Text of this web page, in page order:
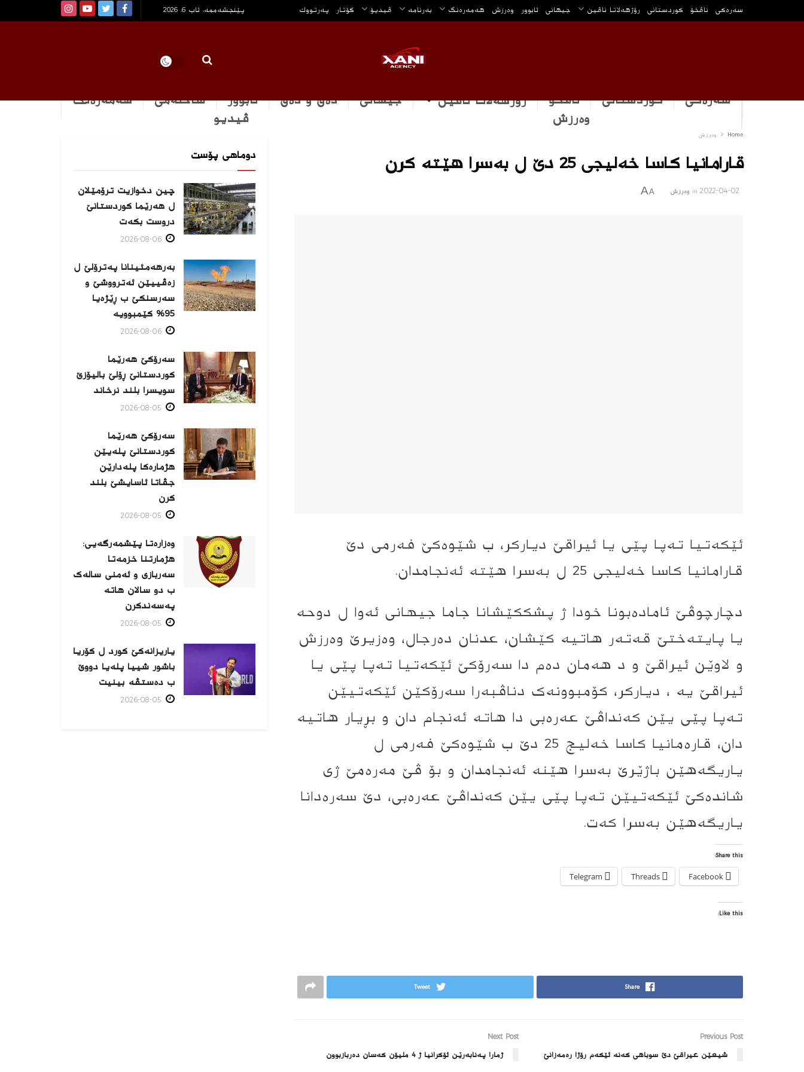
سه‌ره‌كی ناڤخۆ كوردستانى رۆژهه‌لاتا ناڤین جیهانی ئابوور وه‌رزش هه‌مه‌ره‌نگ بەرنامە ڤیدیۆ گۆتار په‌رتووك پێنجشەممە, ئاب 6, 2026
سەرەکی كوردستانى ناڤخۆ رۆژهه‌لاتا ناڤین جیهانی دەق و دەق ئابوور ساخله‌می
هه‌مه‌ره‌نگ
وه‌رزش
ڤیدیو
Home وه‌رزش
قارامانیا کاسا خەلیجی 25 دێ ل بەسرا هێتە کرن
2022-04-02
in وه‌رزش A
A
ئێکەتیا تەپا پێی یا ئیراقێ دیارکر، ب شێوەکێ فەرمی دێ
قارامانیا کاسا خەلیجی 25 ل بەسرا هێتە ئەنجامدان.
دچارچوڤێ ئاماده‌بونا خودا ژ پشککێشانا جاما جیهانی ئەوا ل دوحە
یا پایتەختێ قەتەر هاتیە کێشان، عدنان دەرجال، وەزیرێ وەرزش
و لاوێن ئیراقێ و د هەمان دەم دا سەرۆکێ ئێکەتیا تەپا پێی یا
ئیراقێ یە ، دیارکر، کۆمبوونەک دناڤبەرا سەرۆکێن ئێکەتیێن
تەپا پێی یێن کەنداڤێ عەرەبی دا هاتە ئەنجام دان و بڕیار هاتیە
دان، قارەمانیا کاسا خەلیج 25 دێ ب شێوەکێ فەرمی ل
یاریگەهێن باژێرێ بەسرا هێنە ئەنجامدان و بۆ ڤێ مەرەمێ ژی
شاندەکێ ئێکەتیێن تەپا پێی یێن کەنداڤێ عەرەبی، دێ سەرەدانا
یاریگەهێن بەسرا کەت.
Share this:
Facebook
Threads
Telegram
Like this:
Share
Tweet
Previous Post
شیعێن عیراقێ دێ سوباهى كه‌نه‌ ئێكه‌م رۆژا ره‌مه‌زانێ
Next Post
ژمارا په‌نابه‌رێن ئۆكرانیا ژ 4 ملیۆن كه‌سان ده‌ربازبوون
دوماهی پۆست
چین دخوازیت ترۆمێلان
ل هەرێما كوردستانێ
دروست بكەت
بەرهەمئینانا په‌ترۆلێ ل
زه‌ڤییێن ئەترووشێ و
سەرسنكێ ب ڕێژەیا
95% كێمبوویە
سەرۆکێ هەرێما
کوردستانێ ڕۆلێ بالیۆزێ
سویسرا بلند نرخاند
سەرۆکێ هەرێما
کوردستانێ پلەیێن
هژمارەكا پلەدارێن
جڤاتا ئاسایشێ بلند
كرن
وەزارەتا پێشمەرگەیی:
هژمارتنا خزمەتا
سەربازی و ئەمنی سالەک
ب دو سالان هاتە
پەسەندكرن
یاریزانەكێ کورد ل کۆریا
باشور شییا پلەیا دووێ
ب دەستڤە بینیت